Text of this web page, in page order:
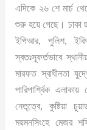
এদিকে ২৬ শে মার্চ
শুরু হয়ে গেছে। ঢাকা
ইপিআর, পুলিশ,
স্বতঃস্ফূর্তভাবে
মারফত স্বাধীনতা
পারিপার্শ্বিক
নেতৃত্বে, কুষ্টিয়া
ময়মনসিংহে মেজর